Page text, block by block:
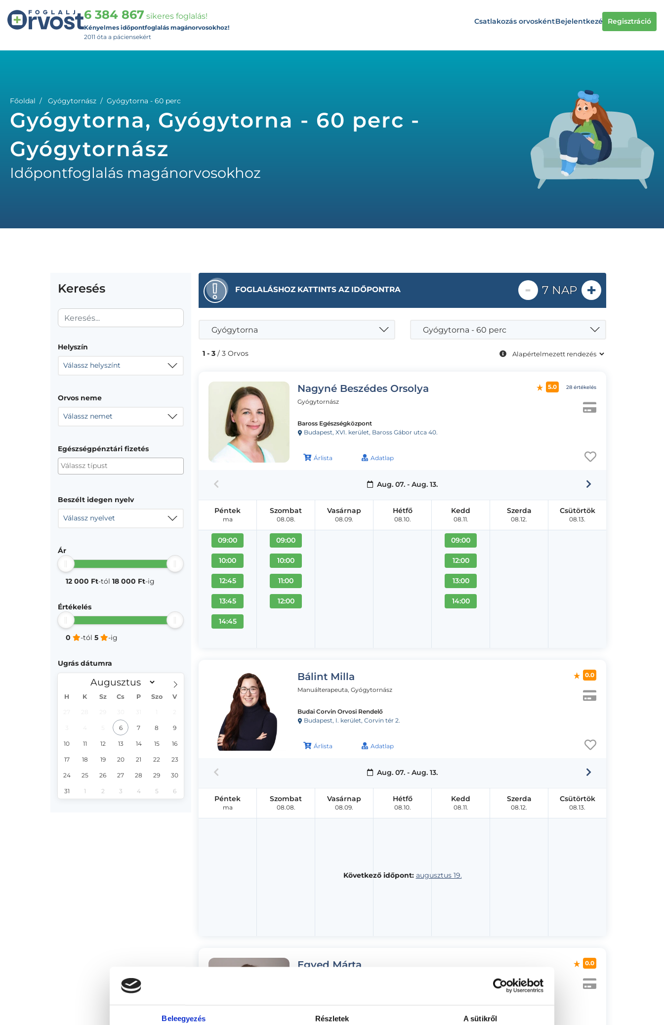
Beleegyezés Részletek A sütikről
6 384 867 sikeres foglalás!
Kényelmes időpontfoglalás magánorvosokhoz!
2011 óta a páciensekért
Csatlakozás orvoskéntBejelentkezés Regisztráció
Főoldal Gyógytornász Gyógytorna - 60 perc
Gyógytorna, Gyógytorna - 60 perc -
Gyógytornász
Időpontfoglalás magánorvosokhoz
Keresés
Helyszín
Válassz helyszínt
Orvos neme
Válassz nemet
Egészségpénztári fizetés
Beszélt idegen nyelv
Válassz nyelvet
Ár
12 000 Ft-tól 18 000 Ft-ig
Értékelés
0 -tól 5 -ig
Ugrás dátumra
H K Sz Cs P Szo V
6 7 8 9
10 11 12 13 14 15 16
17 18 19 20 21 22 23
24 25 26 27 28 29 30
31 1 2 3 4 5 6
FOGLALÁSHOZ KATTINTS AZ IDŐPONTRA - 7 NAP +
Gyógytorna Gyógytorna - 60 perc
1 - 3 / 3 Orvos
Nagyné Beszédes Orsolya
Gyógytornász
Baross Egészségközpont
Budapest, XVI. kerület, Baross Gábor utca 40.
Árlista Adatlap
5.0 28 értékelés
Aug. 07. - Aug. 13.
Péntek
ma
09:00
10:00
12:45
13:45
14:45
Szombat
08.08.
09:00
10:00
11:00
12:00
Vasárnap
08.09.
Hétfő
08.10.
Kedd
08.11.
09:00
12:00
13:00
14:00
Szerda
08.12.
Csütörtök
08.13.
Bálint Milla
Manuálterapeuta, Gyógytornász
Budai Corvin Orvosi Rendelő
Budapest, I. kerület, Corvin tér 2.
Árlista Adatlap
0.0
Aug. 07. - Aug. 13.
Következő időpont: augusztus 19.
Péntek
ma
Szombat
08.08.
Vasárnap
08.09.
Hétfő
08.10.
Kedd
08.11.
Szerda
08.12.
Csütörtök
08.13.
Egyed Márta 0.0